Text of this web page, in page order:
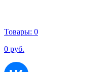
Товары: 0
0 руб.